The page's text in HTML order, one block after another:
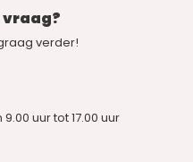
vraag?
verder!
uur tot 17.00 uur